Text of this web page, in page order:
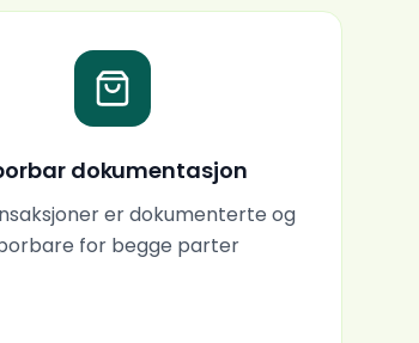
dokumentasjon
er dokumenterte og
for begge parter